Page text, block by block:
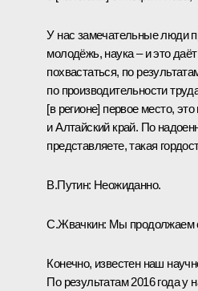
У нас замечательные люди
молодёжь, наука – и это
похвастаться, по
по производительности
[в регионе] первое место,
и Алтайский край. По
представляете, такая
В.Путин: Неожиданно.
С.Жвачкин: Мы продолжаем
Конечно, известен наш
По результатам 2016 года у